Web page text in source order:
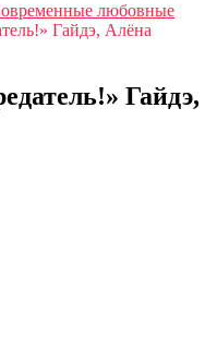
любовные
Гайдэ, Алёна
Гайдэ,